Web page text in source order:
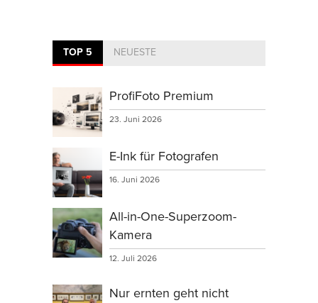
TOP 5 NEUESTE
ProfiFoto Premium
23. Juni 2026
E-Ink für Fotografen
16. Juni 2026
All-in-One-Superzoom-
Kamera
12. Juli 2026
Nur ernten geht nicht